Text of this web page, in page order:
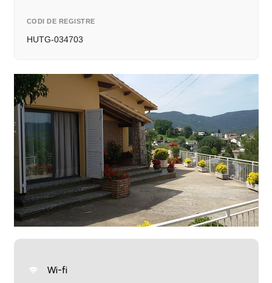
CODI DE REGISTRE
HUTG-034703
Wi-fi